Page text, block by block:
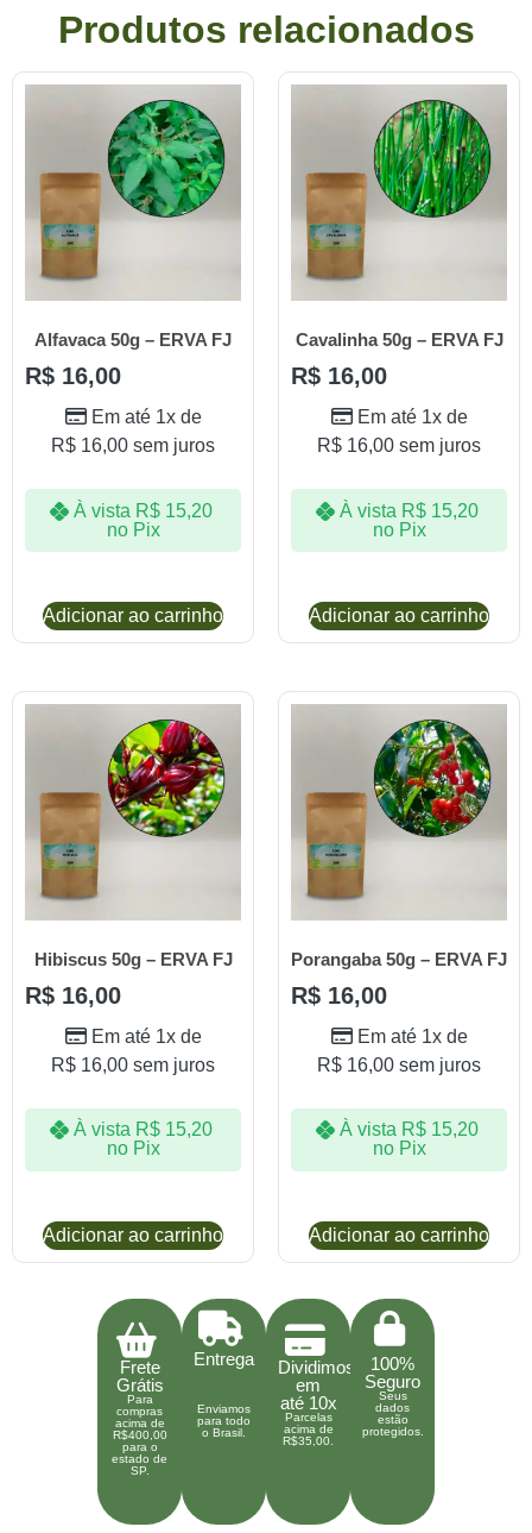
Produtos relacionados
Alfavaca 50g – ERVA FJ
R$ 16,00
Em até 1x de
R$ 16,00 sem juros
À vista R$15,20
no Pix
Adicionar ao carrinho
Cavalinha 50g – ERVA FJ
R$ 16,00
Em até 1x de
R$ 16,00 sem juros
À vista R$15,20
no Pix
Adicionar ao carrinho
Hibiscus 50g – ERVA FJ
R$ 16,00
Em até 1x de
R$ 16,00 sem juros
À vista R$15,20
no Pix
Adicionar ao carrinho
Porangaba 50g – ERVA FJ
R$ 16,00
Em até 1x de
R$ 16,00 sem juros
À vista R$15,20
no Pix
Adicionar ao carrinho
Frete
Grátis
Para
compras
acima de
R$400,00
para o
estado de
SP.
Entrega
Enviamos
para todo
o Brasil.
Dividimos
em
até 10x
Parcelas
acima de
R$35,00.
100%
Seguro
Seus
dados
estão
protegidos.